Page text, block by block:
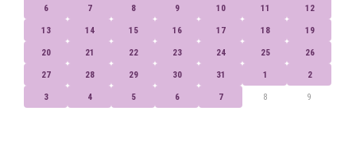
6 7 8 9 10 11 12
13 14 15 16 17 18 19
20 21 22 23 24 25 26
27 28 29 30 31 1 2
3 4 5 6 7 8 9